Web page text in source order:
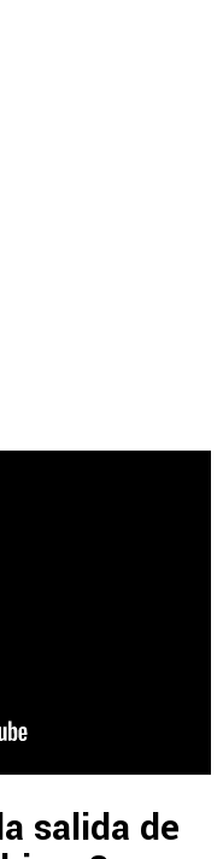
salida de